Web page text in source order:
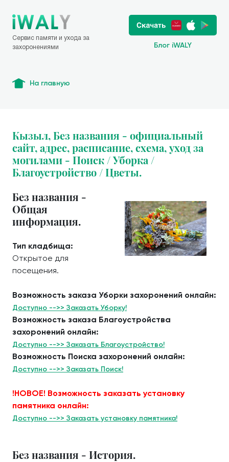
Сервис памяти и ухода за
захоронениями
Блог iWALY
На главную
Кызыл, Без названия - официальный
сайт, адрес, расписание, схема, уход за
могилами - Поиск / Уборка /
Благоустройство / Цветы.
Без названия -
Общая
информация.
Тип кладбища:
Открытое для
посещения.
Возможность заказа Уборки захоронений онлайн:
Доступно -->> Заказать Уборку!
Возможность заказа Благоустройства
захоронений онлайн:
Доступно -->> Заказать Благоустройство!
Возможность Поиска захоронений онлайн:
Доступно -->> Заказать Поиск!
!НОВОЕ! Возможность заказать установку
памятника онлайн:
Доступно -->> Заказать установку памятника!
Без названия - История.